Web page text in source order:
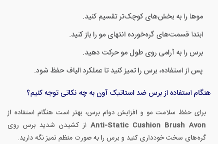
موها را به بخش‌های کوچک‌تر تقسیم کنید.
ابتدا قسمت‌های گره‌خورده انتهای مو را باز کنید.
برس را به آرامی روی طول مو حرکت دهید.
پس از استفاده، برس را تمیز کنید تا عملکرد الیاف حفظ شود.
هنگام استفاده از برس ضد استاتیک آون به چه نکاتی توجه کنیم؟
برای حفظ سلامت مو و افزایش دوام برس، بهتر است هنگام استفاده از
Anti-Static Cushion Brush Avon از کشیدن شدید برس روی
گره‌های سخت خودداری کنید و برس را به صورت منظم تمیز نگه دارید.